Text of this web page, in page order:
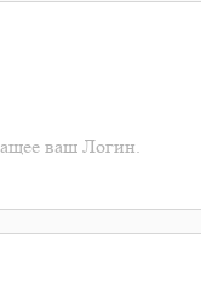
ваш Логин.